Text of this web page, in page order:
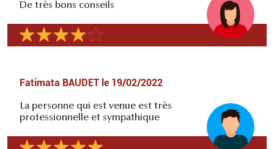
De très bons conseils
Fatimata BAUDET le 19/02/2022
La personne qui est venue est très
professionnelle et sympathique